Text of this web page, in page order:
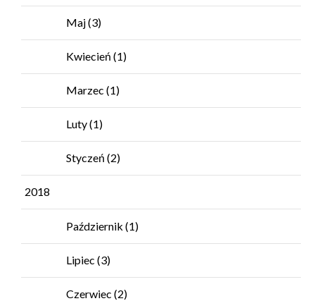
Maj(3)
Kwiecień (1)
Marzec (1)
Luty(1)
Styczeń (2)
2018
Październik (1)
Lipiec (3)
Czerwiec (2)